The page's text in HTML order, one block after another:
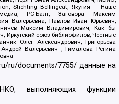
Stichting Bellingcat, Якутия – Наше
РС-Балт, Заговора Максим
Валерьевна, Павлов Иван Юрьевич,
Максим Владимирович, Как бы
Иркутский союз библиофилов, Честные
Олег Александрович, Григорьева
Валерьевич , Гималова Регина
ru/documents/7755/ данные на
выполняющих функции